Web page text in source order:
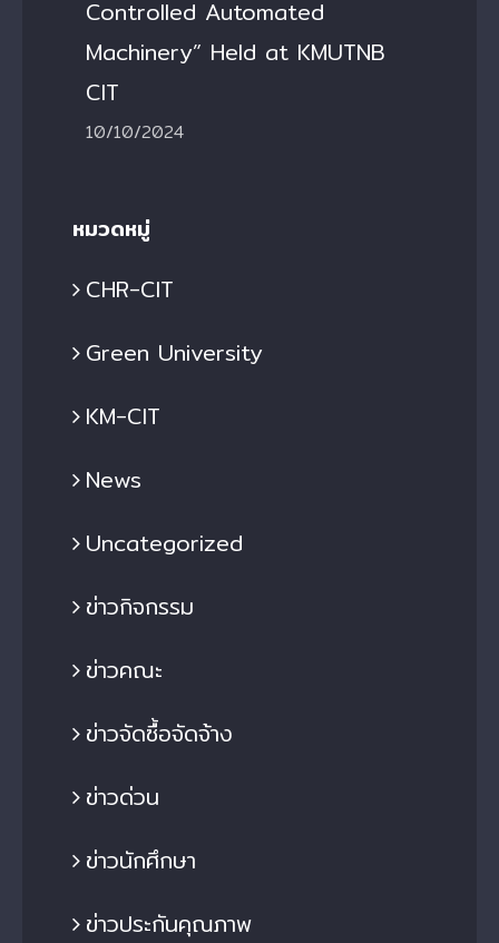
Controlled Automated
Machinery” Held at KMUTNB
CIT
10/10/2024
หมวดหมู่
CHR-CIT
Green University
KM-CIT
News
Uncategorized
ข่าวกิจกรรม
ข่าวคณะ
ข่าวจัดซื้อจัดจ้าง
ข่าวด่วน
ข่าวนักศึกษา
ข่าวประกันคุณภาพ